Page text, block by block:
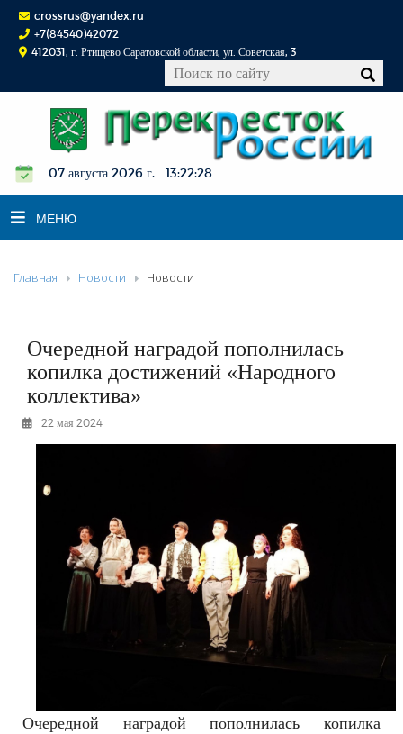
crossrus@yandex.ru
+7(84540)42072
412031, г. Ртищево Саратовской области, ул. Советская, 3
07 августа 2026 г. 13:22:29
МЕНЮ
НОВОСТИ
К СВЕДЕНИЮ
КОНКУРСЫ
ФОТОРЕПОРТАЖИ
РЕКЛАМОДАТЕЛЯМ
ОБЪЯВЛЕНИЯ
Главная Новости Новости
Очередной наградой пополнилась
копилка достижений «Народного
коллектива»
22 мая 2024
Очередной наградой пополнилась копилка